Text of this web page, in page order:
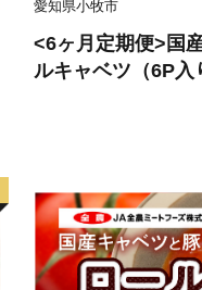
愛知県小牧市
<6ヶ月定期便>国
ルキャベツ（6P入